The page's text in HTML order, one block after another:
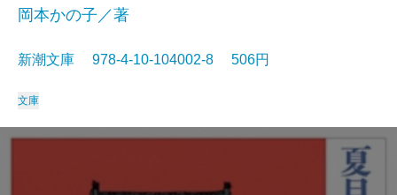
岡本かの子／著
新潮文庫 978-4-10-104002-8 506円
文庫